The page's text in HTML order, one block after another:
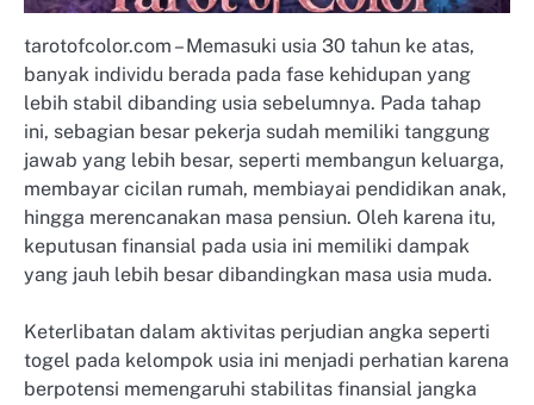
tarotofcolor.com – Memasuki usia 30 tahun ke atas,
banyak individu berada pada fase kehidupan yang
lebih stabil dibanding usia sebelumnya. Pada tahap
ini, sebagian besar pekerja sudah memiliki tanggung
jawab yang lebih besar, seperti membangun keluarga,
membayar cicilan rumah, membiayai pendidikan anak,
hingga merencanakan masa pensiun. Oleh karena itu,
keputusan finansial pada usia ini memiliki dampak
yang jauh lebih besar dibandingkan masa usia muda.
Keterlibatan dalam aktivitas perjudian angka seperti
togel pada kelompok usia ini menjadi perhatian karena
berpotensi memengaruhi stabilitas finansial jangka